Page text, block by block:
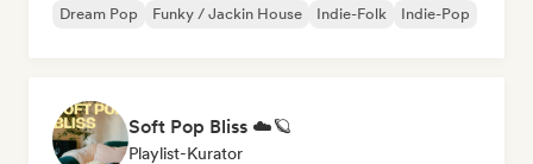
Dream Pop
Funky / Jackin House Indie-Folk Indie-Pop
Soft Pop Bliss ☁️🪐
Playlist-Kurator